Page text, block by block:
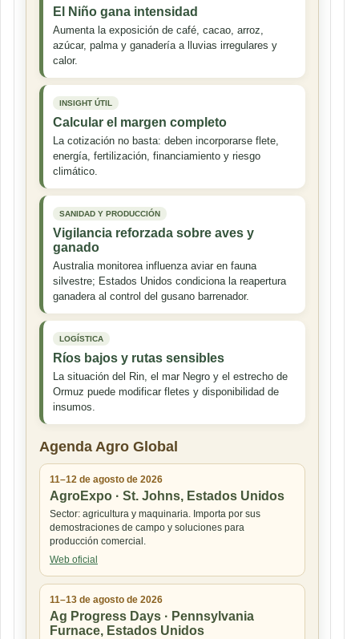
El Niño gana intensidad
Aumenta la exposición de café, cacao, arroz,
azúcar, palma y ganadería a lluvias irregulares y
calor.
INSIGHT ÚTIL
Calcular el margen completo
La cotización no basta: deben incorporarse flete,
energía, fertilización, financiamiento y riesgo
climático.
SANIDAD Y PRODUCCIÓN
Vigilancia reforzada sobre aves y
ganado
Australia monitorea influenza aviar en fauna
silvestre; Estados Unidos condiciona la reapertura
ganadera al control del gusano barrenador.
LOGÍSTICA
Ríos bajos y rutas sensibles
La situación del Rin, el mar Negro y el estrecho de
Ormuz puede modificar fletes y disponibilidad de
insumos.
Agenda Agro Global
11–12 de agosto de 2026
AgroExpo · St. Johns, Estados Unidos
Sector: agricultura y maquinaria. Importa por sus
demostraciones de campo y soluciones para
producción comercial.
Web oficial
11–13 de agosto de 2026
Ag Progress Days · Pennsylvania
Furnace, Estados Unidos